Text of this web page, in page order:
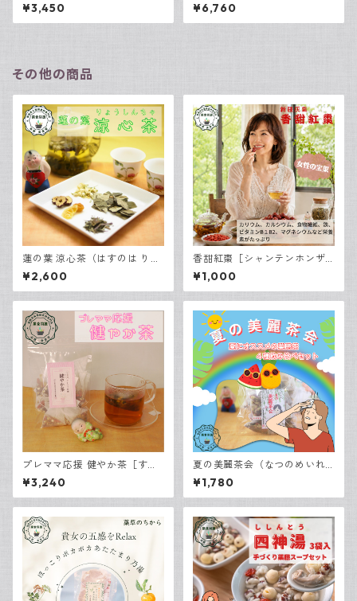
¥3,450 ¥6,760
その他の商品
蓮の葉 涼心茶（はすのは りょ
うしんちゃ） 7包入
¥2,600
香甜紅棗［シャンテンホンザ
オ］75g
¥1,000
プレママ応援 健やか茶［すこ
やかちゃ］15包入
¥3,240
夏の美麗茶会（なつのめいれ
いちゃかい）｜夏におすすめ
の薬膳茶4種飲み比べセット 8
包入り
¥1,780